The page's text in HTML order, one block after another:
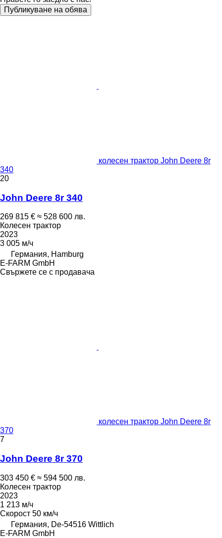
Публикуване на обява
колесен трактор John Deere 8r
340
20
John Deere 8r 340
269 815 € ≈ 528 600 лв.
Колесен трактор
2023
3 005 м/ч
Германия, Hamburg
E-FARM GmbH
Свържете се с продавача
колесен трактор John Deere 8r
370
7
John Deere 8r 370
303 450 € ≈ 594 500 лв.
Колесен трактор
2023
1 213 м/ч
Скорост 50 км/ч
Германия, De-54516 Wittlich
E-FARM GmbH